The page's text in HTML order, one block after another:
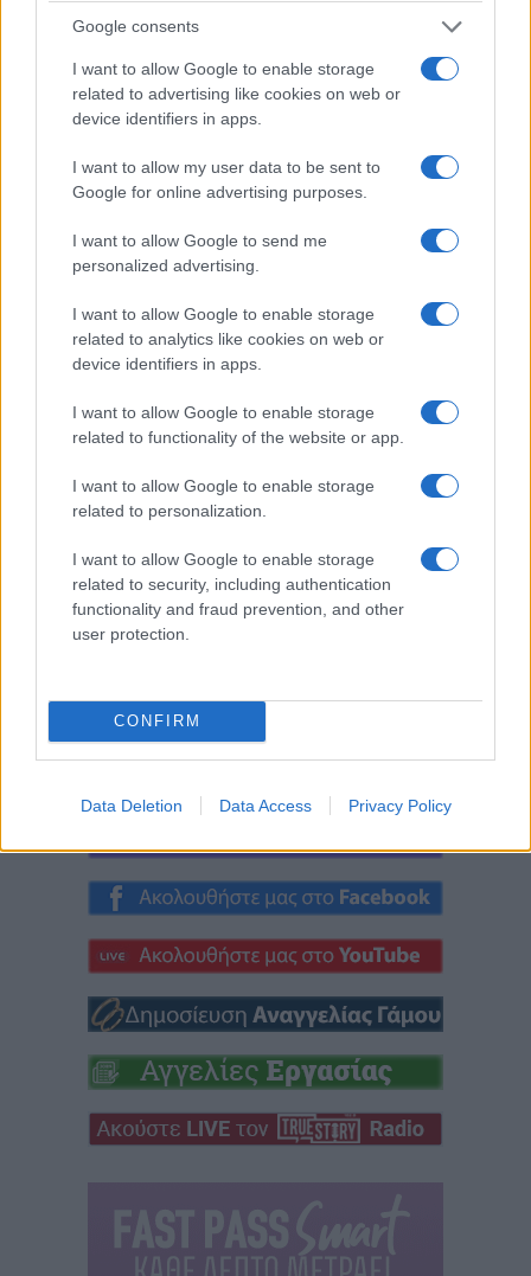
Google consents
I want to allow Google to enable storage
related to advertising like cookies on web or
device identifiers in apps.
I want to allow my user data to be sent to
Google for online advertising purposes.
I want to allow Google to send me
personalized advertising.
I want to allow Google to enable storage
related to analytics like cookies on web or
device identifiers in apps.
I want to allow Google to enable storage
related to functionality of the website or app.
I want to allow Google to enable storage
related to personalization.
I want to allow Google to enable storage
related to security, including authentication
functionality and fraud prevention, and other
user protection.
CONFIRM
Data Deletion Data Access Privacy Policy
ΚΟΙΝΩΝΊΑ
πλατεία των
Γρεβενών στη μεγάλη
συναυλία της
Marseaux
8 Αυγούστου 2026, 8:02 μμ
ΚΟΙΝΩΝΊΑ
Αστυνομικό
Υποδιευθυντή ο
Διοικητής της
8 Αυγούστου 2026, 7:38 μμ
ΚΟΙΝΩΝΊΑ
Το Daddy Cool Party
επιστρέφει στην
Κοζάνη την
Παρασκευή 21/8
Α.Ο. ΠΑΝΑΤΟΛΙΚΟΣ:
Γαβρίλος
Σιδηρόπουλος και
μουσική βραδιά την
8 Αυγούστου 2026, 7:01 μμ